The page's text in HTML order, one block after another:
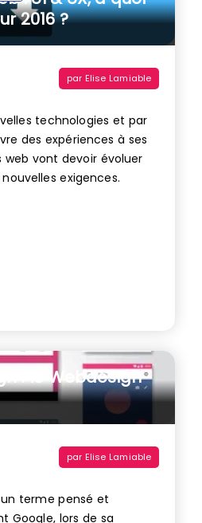
2016 ?
par Elise Lamiable
technologies et par
des expériences à ses
web vont devoir évoluer
exigences.
: le Webdesign
par Elise Lamiable
terme pensé et
Google, lors de sa